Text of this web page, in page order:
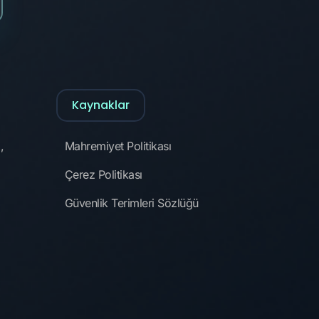
Kaynaklar
Mahremiyet Politikası
Çerez Politikası
Güvenlik Terimleri Sözlüğü